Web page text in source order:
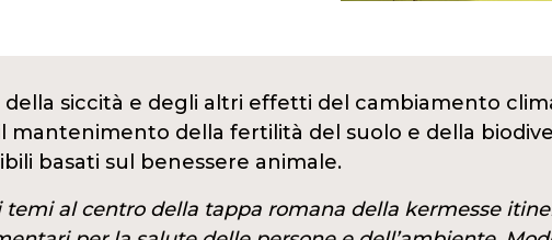
della siccità e degli altri effetti del cambiamento
mantenimento della fertilità del suolo e della
basati sul benessere animale.
temi al centro della tappa romana della kermesse